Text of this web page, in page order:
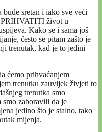
sretan i iako sve veći
PRIHVATITI život u
Kako se i sama još
često se pitam zašto je
trenutak, kad je to jedini
ćemo prihvaćanjem
trenutku zauvijek živjeti to
trenutka smo
zaboravili da je
jedino što je stalno, tako
mijenja.